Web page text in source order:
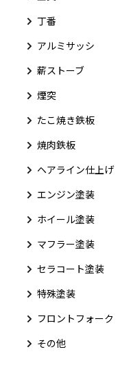
丁番
アルミサッシ
薪ストーブ
煙突
たこ焼き鉄板
焼肉鉄板
ヘアライン仕上げ
エンジン塗装
ホイール塗装
マフラー塗装
セラコート塗装
特殊塗装
フロントフォーク
その他